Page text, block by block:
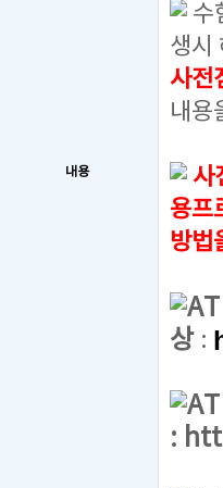
내용
수
생시
사전
내용
사
용프
방법
상 :
: